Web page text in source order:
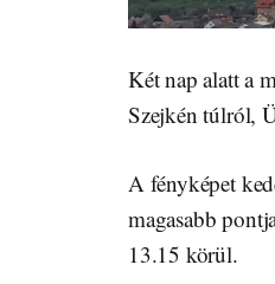
Két nap alatt a
Szejkén túlról,
A fényképet
magasabb
13.15 körül.